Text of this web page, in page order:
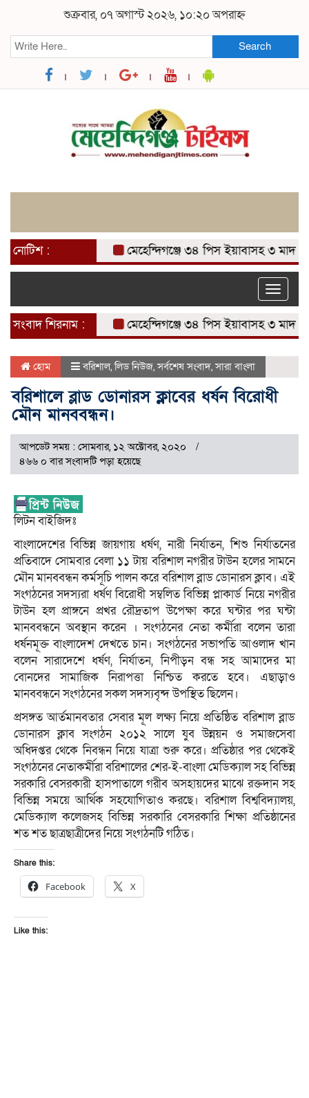
শুক্রবার, ০৭ অগাস্ট ২০২৬, ১০:২০ অপরাহ্ন
Search
নোটিশ : মেহেন্দিগঞ্জে ৩৪ পিস ইয়াবাসহ ৩ মাদক
Toggle
সংবাদ শিরনাম :
মেহেন্দিগঞ্জে ৩৪ পিস ইয়াবাসহ ৩ মাদক
হোম বরিশাল,লিড নিউজ,সর্বশেষ সংবাদ,সারা বাংলা
বরিশালে ব্লাড ডোনারস ক্লাবের ধর্ষন বিরোধী
মৌন মানববন্ধন।
আপডেট সময় : সোমবার, ১২ অক্টোবর, ২০২০
৪৬৬ ০ বার সংবাদটি পড়া হয়েছে
লিটন বাইজিদঃ
বাংলাদেশের বিভিন্ন জায়গায় ধর্ষণ, নারী নির্যাতন, শিশু নির্যাতনের
প্রতিবাদে সোমবার বেলা ১১ টায় বরিশাল নগরীর টাউন হলের সামনে
মৌন মানববন্ধন কর্মসূচি পালন করে বরিশাল ব্লাড ডোনারস ক্লাব। এই
সংগঠনের সদস্যরা ধর্ষণ বিরোধী সম্বলিত বিভিন্ন প্লাকার্ড নিয়ে নগরীর
টাউন হল প্রাঙ্গনে প্রখর রৌদ্রতাপ উপেক্ষা করে ঘন্টার পর ঘন্টা
মানববন্ধনে অবস্থান করেন । সংগঠনের নেতা কর্মীরা বলেন তারা
ধর্ষনমূক্ত বাংলাদেশ দেখতে চান। সংগঠনের সভাপতি আওলাদ খান
বলেন সারাদেশে ধর্ষণ, নির্যাতন, নিপীড়ন বন্ধ সহ আমাদের মা
বোনদের সামাজিক নিরাপত্তা নিশ্চিত করতে হবে। এছাড়াও
মানববন্ধনে সংগঠনের সকল সদস্যবৃন্দ উপস্থিত ছিলেন।
প্রসঙ্গত আর্তমানবতার সেবার মূল লক্ষ্য নিয়ে প্রতিষ্ঠিত বরিশাল ব্লাড
ডোনারস ক্লাব সংগঠন ২০১২ সালে যুব উন্নয়ন ও সমাজসেবা
অধিদপ্তর থেকে নিবন্ধন নিয়ে যাত্রা শুরু করে। প্রতিষ্ঠার পর থেকেই
সংগঠনের নেতাকর্মীরা বরিশালের শের-ই-বাংলা মেডিক্যাল সহ বিভিন্ন
সরকারি বেসরকারী হাসপাতালে গরীব অসহায়দের মাঝে রক্তদান সহ
বিভিন্ন সময়ে আর্থিক সহযোগিতাও করছে। বরিশাল বিশ্ববিদ্যালয়,
মেডিক্যাল কলেজসহ বিভিন্ন সরকারি বেসরকারি শিক্ষা প্রতিষ্ঠানের
শত শত ছাত্রছাত্রীদের নিয়ে সংগঠনটি গঠিত।
Share this:
Facebook X
Like this: